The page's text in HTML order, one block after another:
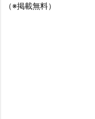
（※掲載無料）